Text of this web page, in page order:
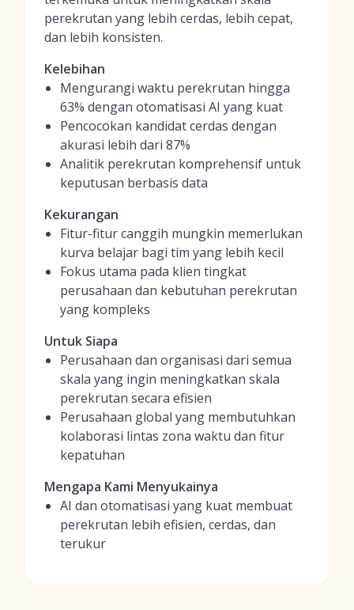
perekrutan yang lebih cerdas, lebih cepat,
dan lebih konsisten.
Kelebihan
Mengurangi waktu perekrutan hingga
63% dengan otomatisasi AI yang kuat
Pencocokan kandidat cerdas dengan
akurasi lebih dari 87%
Analitik perekrutan komprehensif untuk
keputusan berbasis data
Kekurangan
Fitur-fitur canggih mungkin memerlukan
kurva belajar bagi tim yang lebih kecil
Fokus utama pada klien tingkat
perusahaan dan kebutuhan perekrutan
yang kompleks
Untuk Siapa
Perusahaan dan organisasi dari semua
skala yang ingin meningkatkan skala
perekrutan secara efisien
Perusahaan global yang membutuhkan
kolaborasi lintas zona waktu dan fitur
kepatuhan
Mengapa Kami Menyukainya
AI dan otomatisasi yang kuat membuat
perekrutan lebih efisien, cerdas, dan
terukur